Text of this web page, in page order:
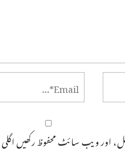
اور ویب سائٹ محفوظ رکھیں